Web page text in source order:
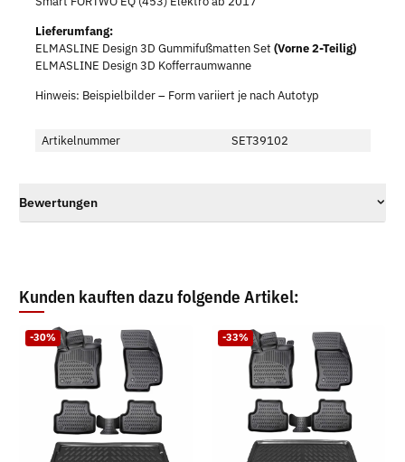
Lieferumfang:
ELMASLINE Design 3D Gummifußmatten Set (Vorne 2-Teilig)
ELMASLINE Design 3D Kofferraumwanne
Hinweis: Beispielbilder – Form variiert je nach Autotyp
Artikelnummer SET39102
Bewertungen
Kunden kauften dazu folgende Artikel:
-30% -33%